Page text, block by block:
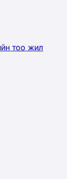
тоо жил